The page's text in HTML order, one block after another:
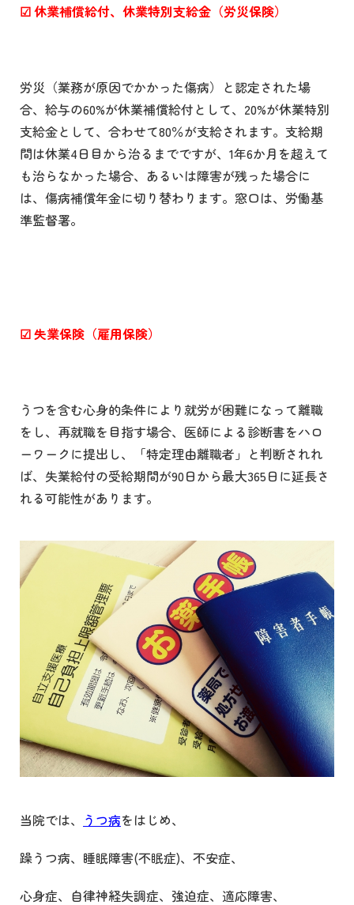
☑休業補償給付、休業特別支給金（労災保険）
労災（業務が原因でかかった傷病）と認定された場
合、給与の60%が休業補償給付として、20%が休業特別
支給金として、合わせて80％が支給されます。支給期
間は休業4日目から治るまでですが、1年6か月を超えて
も治らなかった場合、あるいは障害が残った場合に
は、傷病補償年金に切り替わります。窓口は、労働基
準監督署。
☑失業保険（雇用保険）
うつを含む心身的条件により就労が困難になって離職
をし、再就職を目指す場合、医師による診断書をハロ
ーワークに提出し、「特定理由離職者」と判断されれ
ば、失業給付の受給期間が90日から最大365日に延長さ
れる可能性があります。
当院では、 うつ病をはじめ、
躁うつ病、睡眠障害(不眠症)、不安症、
心身症、自律神経失調症、強迫症、適応障害、